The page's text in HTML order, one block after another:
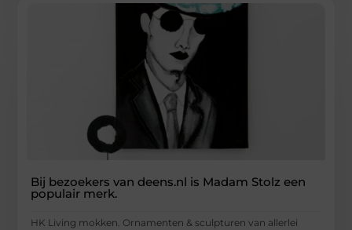
Bij bezoekers van deens.nl is Madam Stolz een
populair merk.
HK Living mokken. Ornamenten & sculpturen van allerlei